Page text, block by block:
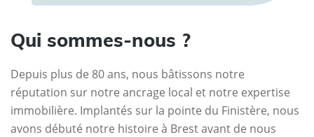
Qui sommes-nous ?
Depuis plus de 80 ans, nous bâtissons notre
réputation sur notre ancrage local et notre expertise
immobilière. Implantés sur la pointe du Finistère, nous
avons débuté notre histoire à Brest avant de nous